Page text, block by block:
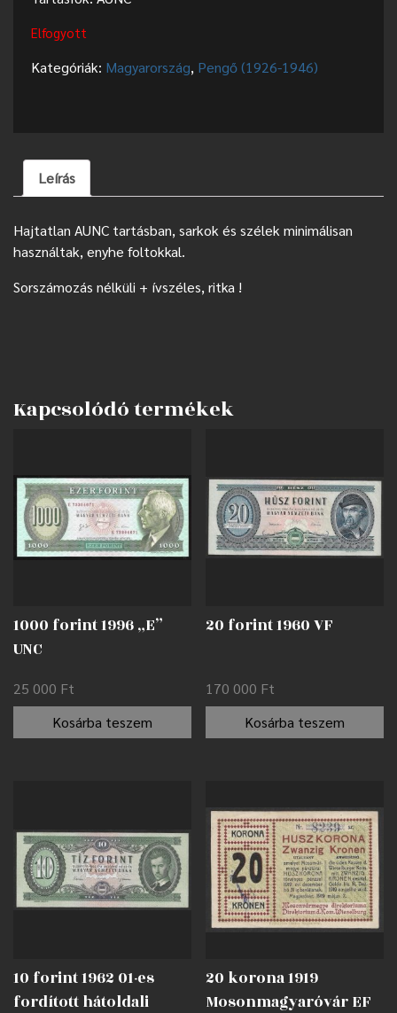
Elfogyott
Kategóriák: Magyarország, Pengő (1926-1946)
Leírás
Hajtatlan AUNC tartásban, sarkok és szélek minimálisan
használtak, enyhe foltokkal.
Sorszámozás nélküli + ívszéles, ritka !
Kapcsolódó termékek
1000 forint 1996 „E”
UNC
25 000 Ft
Kosárba teszem
20 forint 1960 VF
170 000 Ft
Kosárba teszem
10 forint 1962 01-es
fordított hátoldali
20 korona 1919
Mosonmagyaróvár EF